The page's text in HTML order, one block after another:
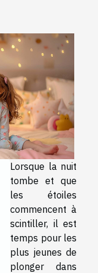
Lorsque la nuit
tombe et que
les étoiles
commencent à
scintiller, il est
temps pour les
plus jeunes de
plonger dans